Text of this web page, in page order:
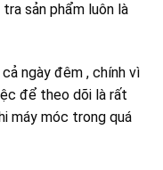
sản phẩm luôn là
ngày đêm , chính vì
để theo dõi là rất
máy móc trong quá